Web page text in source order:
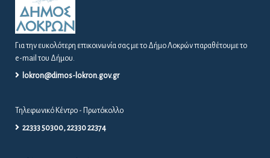
Για την ευκολότερη επικοινωνία σας με το Δήμο Λοκρών παραθέτουμε το
e-mail του Δήμου.
lokron@dimos-lokron.gov.gr
Τηλεφωνικό Κέντρο - Πρωτόκολλο
22333 50300, 22330 22374